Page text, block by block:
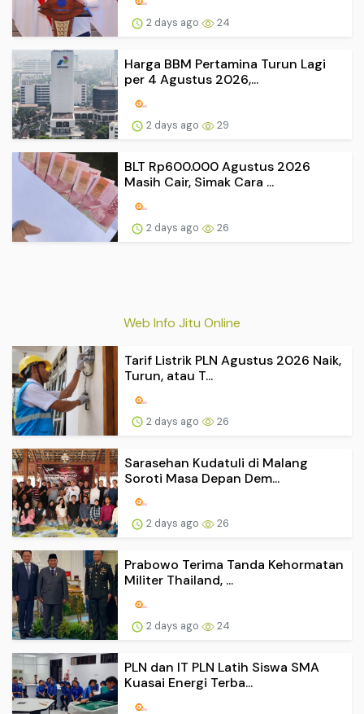
2 days ago 24
Harga BBM Pertamina Turun Lagi
per 4 Agustus 2026,...
2 days ago 29
BLT Rp600.000 Agustus 2026
Masih Cair, Simak Cara ...
2 days ago 26
Web Info Jitu Online
Tarif Listrik PLN Agustus 2026 Naik,
Turun, atau T...
2 days ago 26
Sarasehan Kudatuli di Malang
Soroti Masa Depan Dem...
2 days ago 26
Prabowo Terima Tanda Kehormatan
Militer Thailand, ...
2 days ago 24
PLN dan IT PLN Latih Siswa SMA
Kuasai Energi Terba...